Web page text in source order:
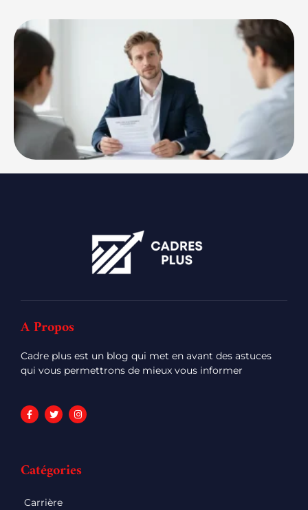
A Propos
Cadre plus est un blog qui met en avant des astuces
qui vous permettrons de mieux vous informer
Catégories
Carrière